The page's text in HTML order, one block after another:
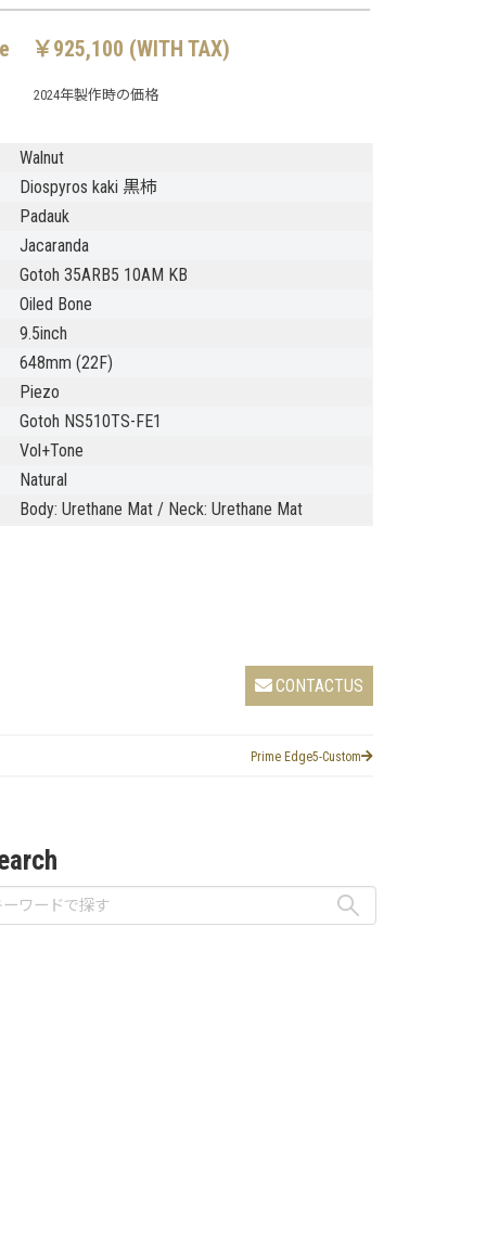
￥925,100 (WITH TAX)
2024年製作時の価格
Walnut
Diospyros kaki 黒柿
Padauk
Jacaranda
Gotoh 35ARB5 10AM KB
Oiled Bone
9.5inch
648mm (22F)
Piezo
Gotoh NS510TS-FE1
Vol+Tone
Natural
Body: Urethane Mat / Neck: Urethane Mat
CONTACTUS
Prime Edge5-Custom